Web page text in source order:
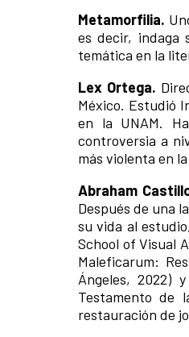
Metamorfilia.
es decir, indaga
temática en la
Lex Ortega.
México. Estudió
en la UNAM.
controversia a
más violenta en
Abraham
Después de una
su vida al
School of Visual
Maleficarum:
Ángeles, 2022)
Testamento de
restauración de